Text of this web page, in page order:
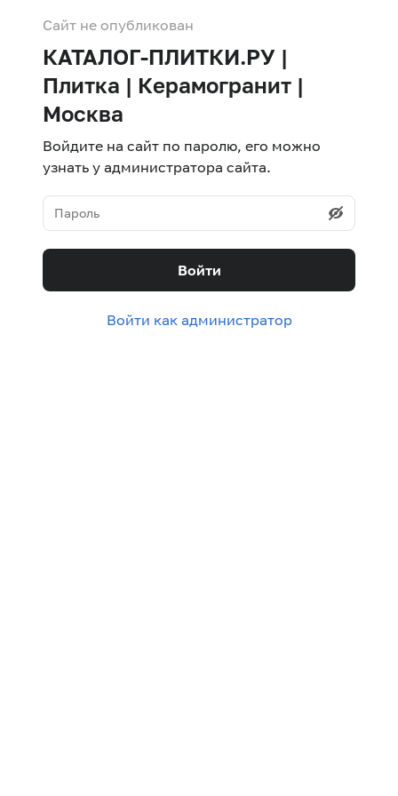
Сайт не опубликован
КАТАЛОГ-ПЛИТКИ.РУ |
Плитка | Керамогранит |
Москва
Войдите на сайт по паролю, его можно
узнать у администратора сайта.
Войти
Войти как администратор